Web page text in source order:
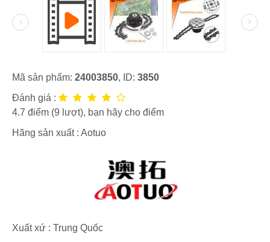
Mã sản phẩm: 24003850, ID: 3850
Đánh giá :
4.7 điểm (9 lượt), bạn hãy cho điểm
Hãng sản xuất : Aotuo
Xuất xứ : Trung Quốc